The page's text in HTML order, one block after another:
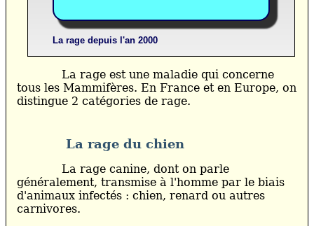
La rage depuis l'an 2000
La rage est une maladie qui concerne
tous les Mammifères. En France et en Europe, on
distingue 2 catégories de rage.
La rage du chien
La rage canine, dont on parle
généralement, transmise à l'homme par le biais
d'animaux infectés : chien, renard ou autres
carnivores.